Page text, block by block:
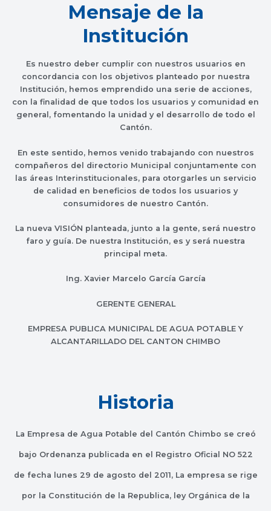
Mensaje de la
Institución
Es nuestro deber cumplir con nuestros usuarios en
concordancia con los objetivos planteado por nuestra
Institución, hemos emprendido una serie de acciones,
con la finalidad de que todos los usuarios y comunidad en
general, fomentando la unidad y el desarrollo de todo el
Cantón.
En este sentido, hemos venido trabajando con nuestros
compañeros del directorio Municipal conjuntamente con
las áreas Interinstitucionales, para otorgarles un servicio
de calidad en beneficios de todos los usuarios y
consumidores de nuestro Cantón.
La nueva VISIÓN planteada, junto a la gente, será nuestro
faro y guía. De nuestra Institución, es y será nuestra
principal meta.
Ing. Xavier Marcelo García García
GERENTE GENERAL
EMPRESA PUBLICA MUNICIPAL DE AGUA POTABLE Y
ALCANTARILLADO DEL CANTON CHIMBO
Historia
La Empresa de Agua Potable del Cantón Chimbo se creó
bajo Ordenanza publicada en el Registro Oficial NO 522
de fecha lunes 29 de agosto del 2011, La empresa se rige
por la Constitución de la Republica, ley Orgánica de la